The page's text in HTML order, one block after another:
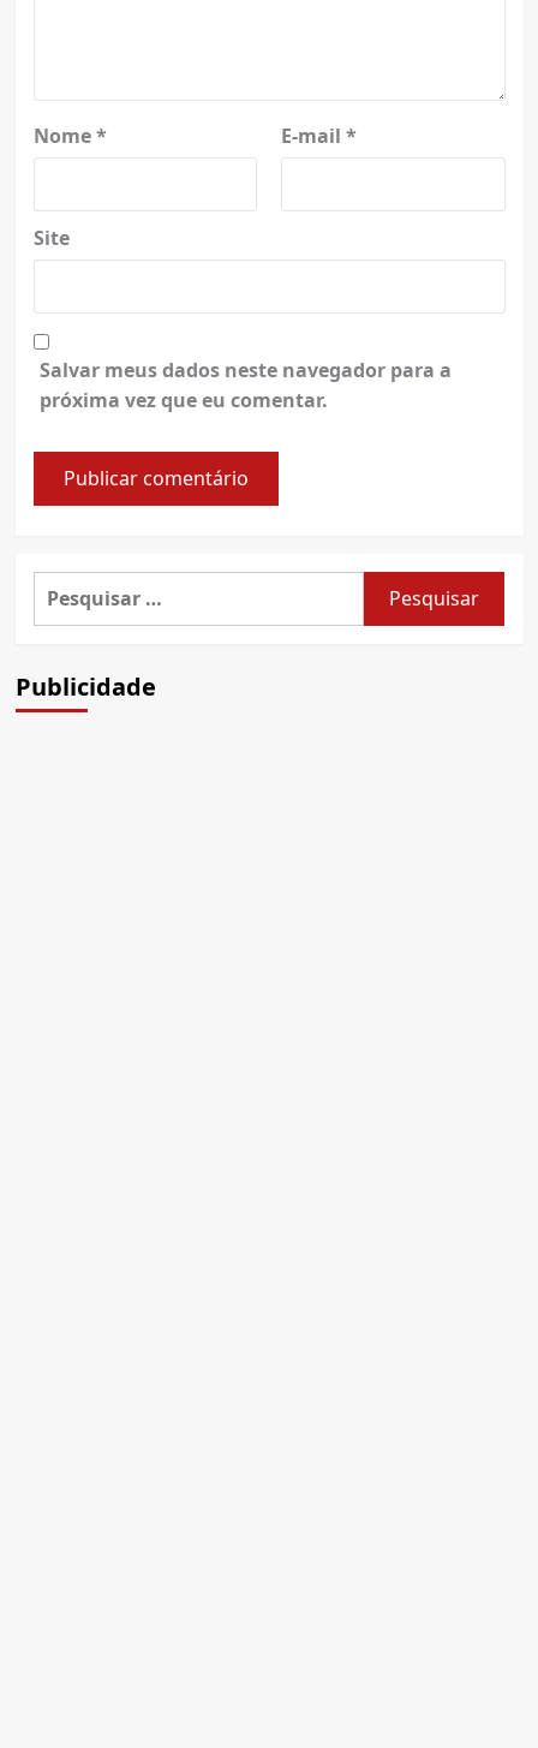
Nome* E-mail *
Site
Salvar meus dados neste navegador para a
próxima vez que eu comentar.
Pesquisar
Publicidade